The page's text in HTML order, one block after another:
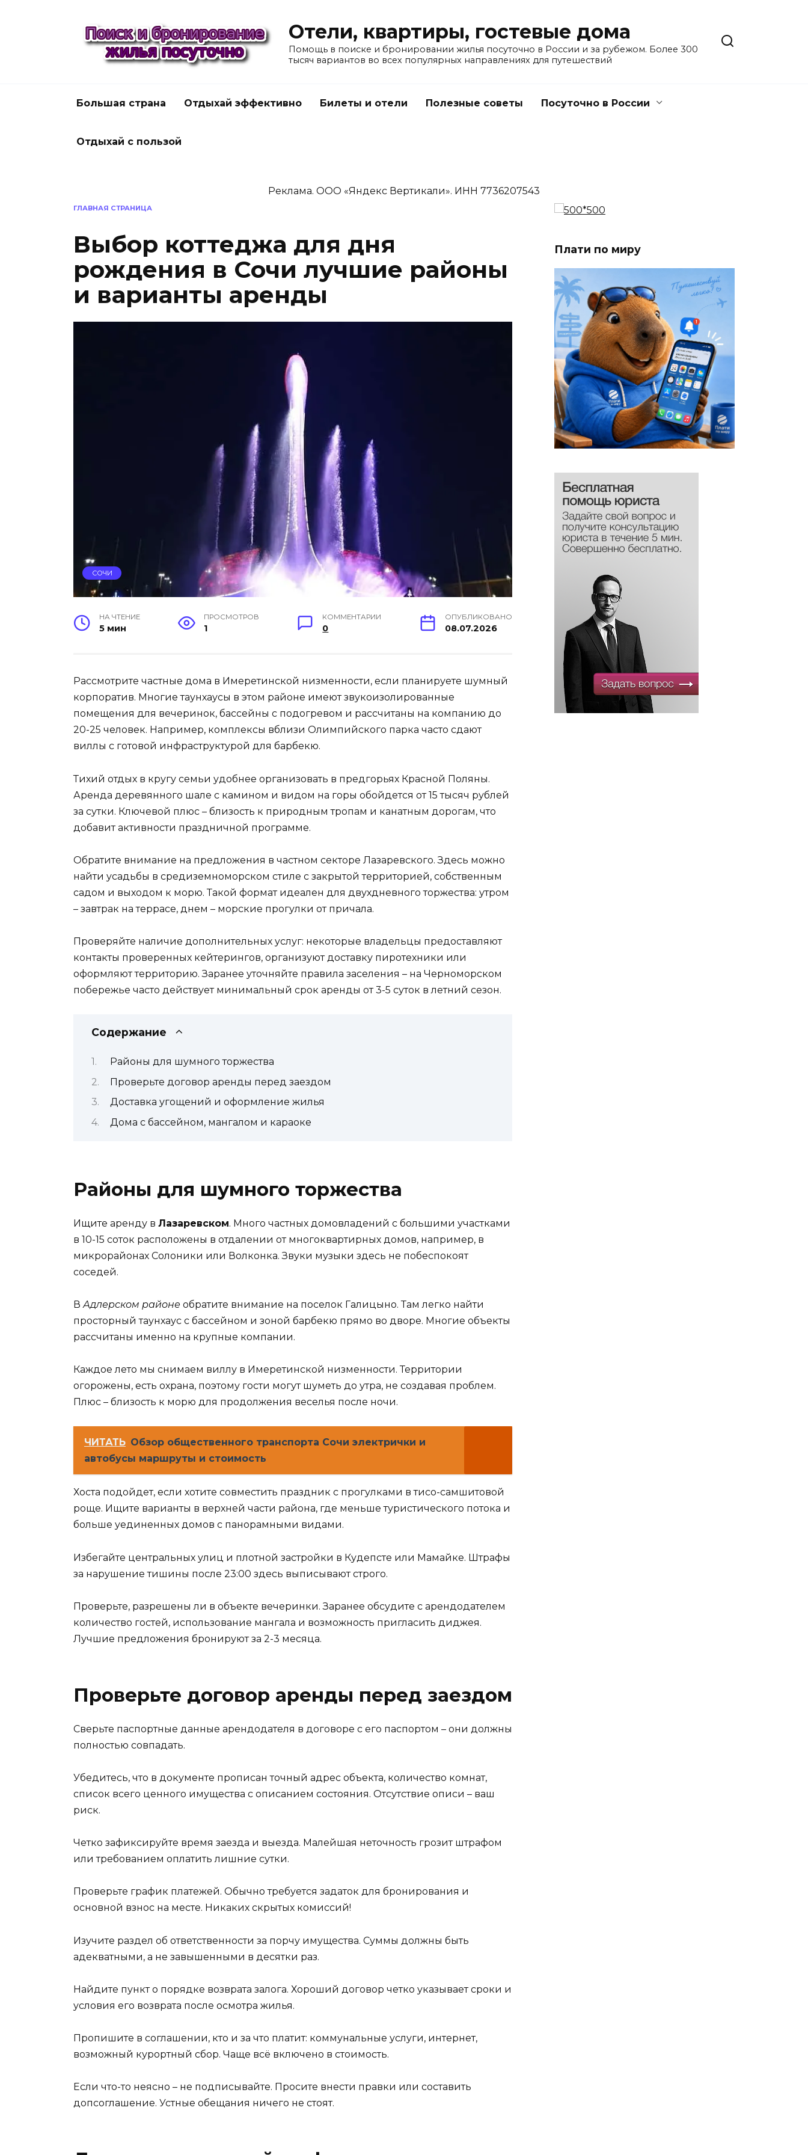
Отели, квартиры, гостевые дома
Помощь в поиске и бронировании жилья посуточно в России и за рубежом. Более 300
тысяч вариантов во всех популярных направлениях для путешествий
Большая страна Отдыхай эффективно Билеты и отели Полезные советы Посуточно в России
Отдыхай с пользой
Реклама. ООО «Яндекс Вертикали». ИНН 7736207543
ГЛАВНАЯ СТРАНИЦА
Выбор коттеджа для дня
рождения в Сочи лучшие районы
и варианты аренды
СОЧИ
НА ЧТЕНИЕ
5 мин
ПРОСМОТРОВ
1
КОММЕНТАРИИ
0
ОПУБЛИКОВАНО
08.07.2026
Рассмотрите частные дома в Имеретинской низменности, если планируете шумный
корпоратив. Многие таунхаусы в этом районе имеют звукоизолированные
помещения для вечеринок, бассейны с подогревом и рассчитаны на компанию до
20-25 человек. Например, комплексы вблизи Олимпийского парка часто сдают
виллы с готовой инфраструктурой для барбекю.
Тихий отдых в кругу семьи удобнее организовать в предгорьях Красной Поляны.
Аренда деревянного шале с камином и видом на горы обойдется от 15 тысяч рублей
за сутки. Ключевой плюс – близость к природным тропам и канатным дорогам, что
добавит активности праздничной программе.
Обратите внимание на предложения в частном секторе Лазаревского. Здесь можно
найти усадьбы в средиземноморском стиле с закрытой территорией, собственным
садом и выходом к морю. Такой формат идеален для двухдневного торжества: утром
– завтрак на террасе, днем – морские прогулки от причала.
Проверяйте наличие дополнительных услуг: некоторые владельцы предоставляют
контакты проверенных кейтерингов, организуют доставку пиротехники или
оформляют территорию. Заранее уточняйте правила заселения – на Черноморском
побережье часто действует минимальный срок аренды от 3-5 суток в летний сезон.
Содержание
Районы для шумного торжества
Проверьте договор аренды перед заездом
Доставка угощений и оформление жилья
Дома с бассейном, мангалом и караоке
Районы для шумного торжества
Ищите аренду в Лазаревском. Много частных домовладений с большими участками
в 10-15 соток расположены в отдалении от многоквартирных домов, например, в
микрорайонах Солоники или Волконка. Звуки музыки здесь не побеспокоят
соседей.
ВАдлерском районе обратите внимание на поселок Галицыно. Там легко найти
просторный таунхаус с бассейном и зоной барбекю прямо во дворе. Многие объекты
рассчитаны именно на крупные компании.
Каждое лето мы снимаем виллу в Имеретинской низменности. Территории
огорожены, есть охрана, поэтому гости могут шуметь до утра, не создавая проблем.
Плюс – близость к морю для продолжения веселья после ночи.
ЧИТАТЬ Обзор общественного транспорта Сочи электрички и
автобусы маршруты и стоимость
Хоста подойдет, если хотите совместить праздник с прогулками в тисо-самшитовой
роще. Ищите варианты в верхней части района, где меньше туристического потока и
больше уединенных домов с панорамными видами.
Избегайте центральных улиц и плотной застройки в Кудепсте или Мамайке. Штрафы
за нарушение тишины после 23:00 здесь выписывают строго.
Проверьте, разрешены ли в объекте вечеринки. Заранее обсудите с арендодателем
количество гостей, использование мангала и возможность пригласить диджея.
Лучшие предложения бронируют за 2-3 месяца.
Проверьте договор аренды перед заездом
Сверьте паспортные данные арендодателя в договоре с его паспортом – они должны
полностью совпадать.
Убедитесь, что в документе прописан точный адрес объекта, количество комнат,
список всего ценного имущества с описанием состояния. Отсутствие описи – ваш
риск.
Четко зафиксируйте время заезда и выезда. Малейшая неточность грозит штрафом
или требованием оплатить лишние сутки.
Проверьте график платежей. Обычно требуется задаток для бронирования и
основной взнос на месте. Никаких скрытых комиссий!
Изучите раздел об ответственности за порчу имущества. Суммы должны быть
адекватными, а не завышенными в десятки раз.
Найдите пункт о порядке возврата залога. Хороший договор четко указывает сроки и
условия его возврата после осмотра жилья.
Пропишите в соглашении, кто и за что платит: коммунальные услуги, интернет,
возможный курортный сбор. Чаще всё включено в стоимость.
Если что-то неясно – не подписывайте. Просите внести правки или составить
допсоглашение. Устные обещания ничего не стоят.
Плати по миру